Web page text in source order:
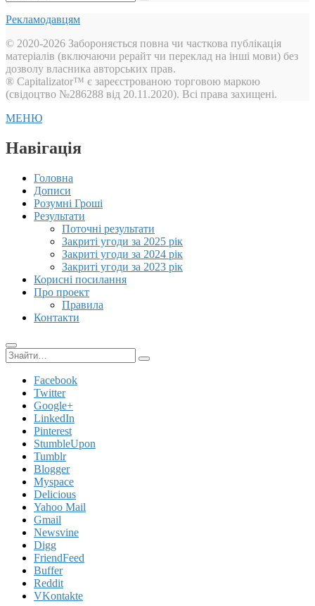
Рекламодавцям
© 2020-2026 Забороняється повна чи часткова публікація
матеріалів (включаючи рерайт чи переклад на інші мови) без
дозволу власника авторських прав.
® Capitalizator™ є зареєстрованою торговою маркою
(свідоцтво №286288 від 20.11.2020). Всі права захищені.
МЕНЮ
Навігація
Головна
Дописи
Розумні Гроші
Результати
Поточні результати
Закриті угоди за 2025 рік
Закриті угоди за 2024 рік
Закриті угоди за 2023 рік
Корисні посилання
Про проект
Правила
Контакти
Пошук:
Facebook
Twitter
Google+
LinkedIn
Pinterest
StumbleUpon
Tumblr
Blogger
Myspace
Delicious
Yahoo Mail
Gmail
Newsvine
Digg
FriendFeed
Buffer
Reddit
VKontakte